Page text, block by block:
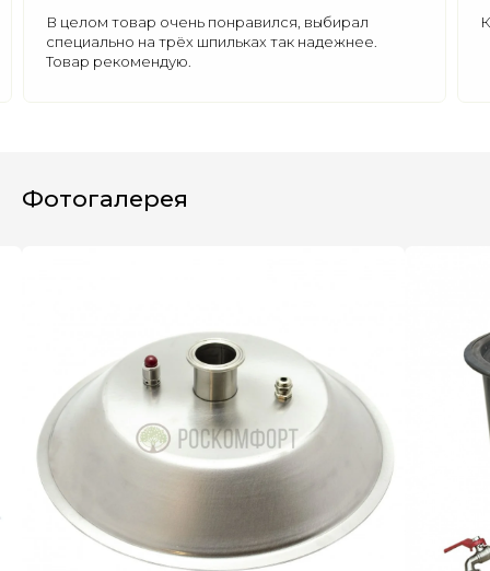
В целом товар очень понравился, выбирал
специально на трёх шпильках так надежнее.
Товар рекомендую.
Фотогалерея
Полезные статьи